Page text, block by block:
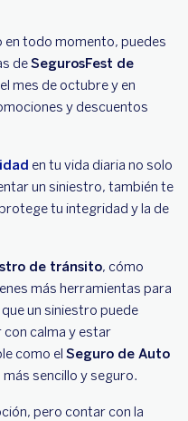
en todo momento, puedes
deSegurosFest de
mes de octubre y en
y descuentos
en tu vida diaria no solo
un siniestro, también te
tu integridad y la de
de tránsito, cómo
más herramientas para
un siniestro puede
calma y estar
como el Seguro de Auto
sencillo y seguro.
pero contar con la